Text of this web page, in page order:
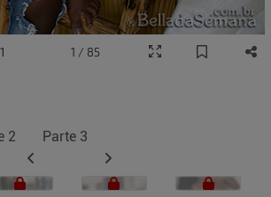
2 Parte 3
1 / 85